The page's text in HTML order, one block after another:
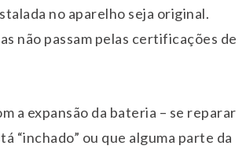
no aparelho seja original.
não passam pelas certificações de
a expansão da bateria – se reparar
“inchado” ou que alguma parte da